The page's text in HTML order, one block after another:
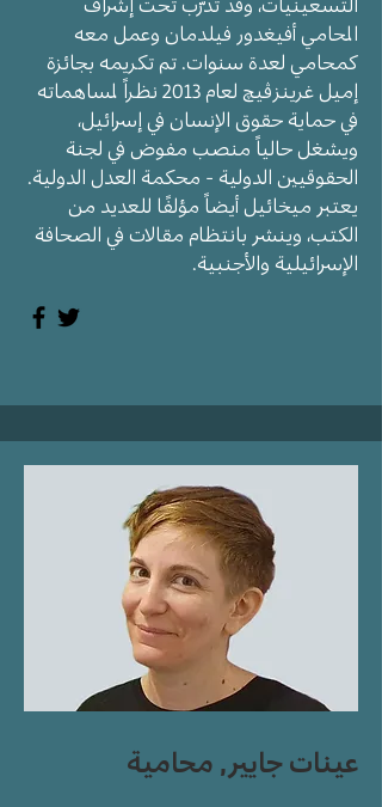
المحامي أفيغدور فيلدمان وعمل معه
كمحامي لعدة سنوات. تم تكريمه بجائزة
إميل غرينزڤيچ لعام 2013 نظراً لمساهماته
في حماية حقوق الإنسان في إسرائيل،
ويشغل حالياً منصب مفوض في لجنة
الحقوقيين الدولية - محكمة العدل الدولية.
يعتبر ميخائيل أيضاً مؤلفًا للعديد من
الكتب، وينشر بانتظام مقالات في الصحافة
الإسرائيلية والأجنبية.
عينات جايير, محامية